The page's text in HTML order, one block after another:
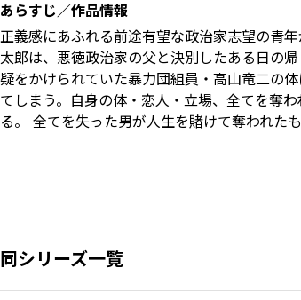
あらすじ／作品情報
正義感にあふれる前途有望な政治家志望の青
太郎は、悪徳政治家の父と決別したある日の
疑をかけられていた暴力団組員・高山竜二の
てしまう。自身の体・恋人・立場、全てを奪
る。 全てを失った男が人生を賭けて奪われた
同シリーズ一覧